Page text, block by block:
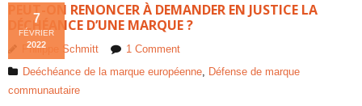
PEUT-ON RENONCER À DEMANDER EN JUSTICE LA
DÉCHÉANCE D’UNE MARQUE ?
7
FÉVRIER
2022
Philippe Schmitt 1 Comment
Deéchéance de la marque européenne, Défense de marque
communautaire